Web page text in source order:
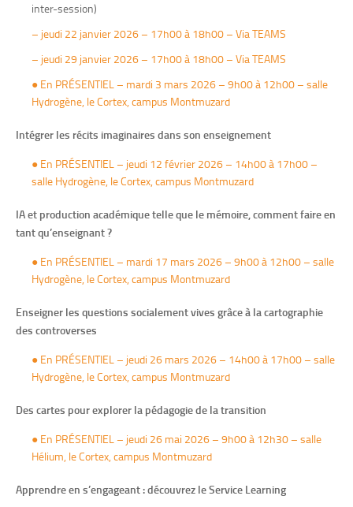
inter-session)
– jeudi 22 janvier 2026 – 17h00 à 18h00 – Via TEAMS
– jeudi 29 janvier 2026 – 17h00 à 18h00 – Via TEAMS
● En PRÉSENTIEL – mardi 3 mars 2026 – 9h00 à 12h00 – salle
Hydrogène, le Cortex, campus Montmuzard
Intégrer les récits imaginaires dans son enseignement
● En PRÉSENTIEL – jeudi 12 février 2026 – 14h00 à 17h00 –
salle Hydrogène, le Cortex, campus Montmuzard
IA et production académique telle que le mémoire, comment faire en
tant qu’enseignant ?
● En PRÉSENTIEL – mardi 17 mars 2026 – 9h00 à 12h00 – salle
Hydrogène, le Cortex, campus Montmuzard
Enseigner les questions socialement vives grâce à la cartographie
des controverses
● En PRÉSENTIEL – jeudi 26 mars 2026 – 14h00 à 17h00 – salle
Hydrogène, le Cortex, campus Montmuzard
Des cartes pour explorer la pédagogie de la transition
● En PRÉSENTIEL – jeudi 26 mai 2026 – 9h00 à 12h30 – salle
Hélium, le Cortex, campus Montmuzard
Apprendre en s’engageant : découvrez le Service Learning